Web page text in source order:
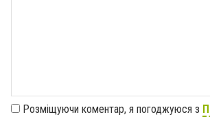
Розміщуючи коментар, я погоджуюся з